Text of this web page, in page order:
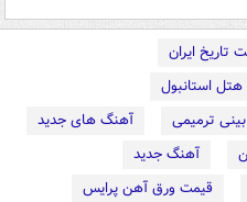
تاریخ ایران
هتل استانبول
ترمیمی
آهنگ های جدید
آهنگ جدید
قیمت ورق آهن پرایس